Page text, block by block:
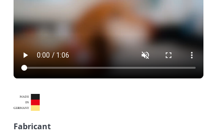
Fabricant